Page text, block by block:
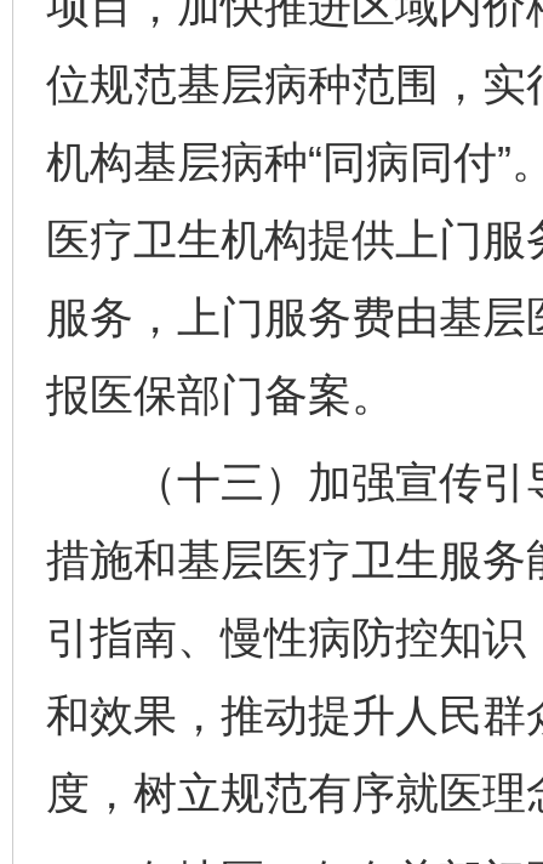
位规范基层病种范围，
机构基层病种“同病同付”
医疗卫生机构提供上门
服务，上门服务费由基
报医保部门备案。
（十三）加强宣传引
措施和基层医疗卫生服
引指南、慢性病防控知
和效果，推动提升人民
度，树立规范有序就医理